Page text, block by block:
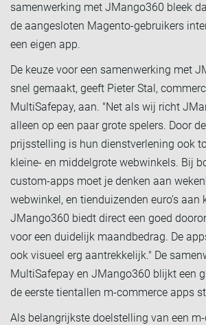
samenwerking met JMango360 bleek
de aangesloten Magento-gebruikers
een eigen app.
De keuze voor een samenwerking met
snel gemaakt, geeft Pieter Stal,
MultiSafepay, aan. "Net als wij richt
alleen op een paar grote spelers. Door
prijsstelling is hun dienstverlening ook
kleine- en middelgrote webwinkels. Bij
custom-apps moet je denken aan
webwinkel, en tienduizenden euro’s aan
JMango360 biedt direct een goed
voor een duidelijk maandbedrag. De
ook visueel erg aantrekkelijk." De
MultiSafepay en JMango360 blijkt een
de eerste tientallen m-commerce apps
Als belangrijkste doelstelling van een